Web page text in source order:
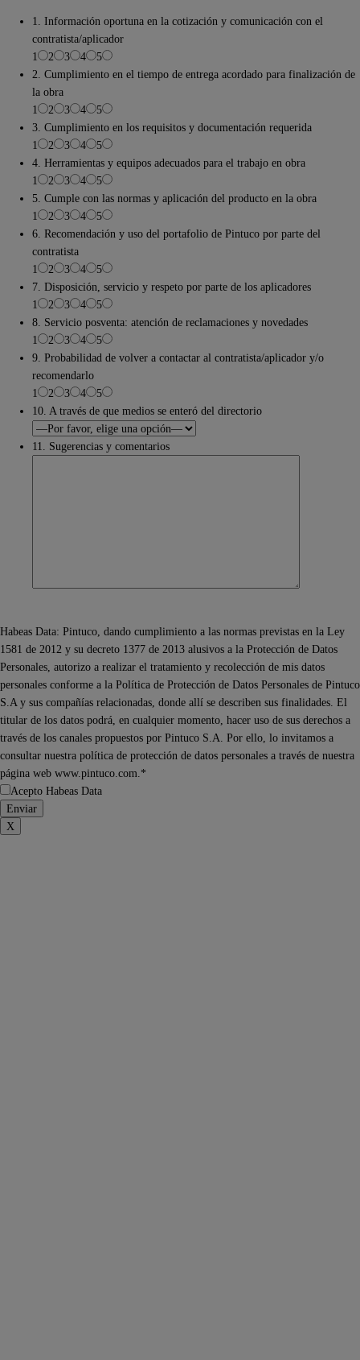
1. Información oportuna en la cotización y comunicación con el
contratista/aplicador
1
2 3 4
5
2. Cumplimiento en el tiempo de entrega acordado para finalización de
la obra
1
2 3 4
5
3. Cumplimiento en los requisitos y documentación requerida
1
2 3 4
5
4. Herramientas y equipos adecuados para el trabajo en obra
1
2 3 4
5
5. Cumple con las normas y aplicación del producto en la obra
1
2 3 4
5
6. Recomendación y uso del portafolio de Pintuco por parte del
contratista
1
2 3 4
5
7. Disposición, servicio y respeto por parte de los aplicadores
1
2 3 4
5
8. Servicio posventa: atención de reclamaciones y novedades
1
2 3 4
5
9. Probabilidad de volver a contactar al contratista/aplicador y/o
recomendarlo
1
2 3 4
5
10. A través de que medios se enteró del directorio
11. Sugerencias y comentarios
Habeas Data: Pintuco, dando cumplimiento a las normas previstas en la Ley
1581 de 2012 y su decreto 1377 de 2013 alusivos a la Protección de Datos
Personales, autorizo a realizar el tratamiento y recolección de mis datos
personales conforme a la Política de Protección de Datos Personales de Pintuco
S.A y sus compañías relacionadas, donde allí se describen sus finalidades. El
titular de los datos podrá, en cualquier momento, hacer uso de sus derechos a
través de los canales propuestos por Pintuco S.A. Por ello, lo invitamos a
consultar nuestra política de protección de datos personales a través de nuestra
página web www.pintuco.com.*
Acepto Habeas Data
X